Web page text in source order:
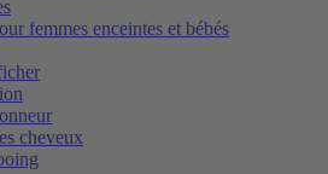
femmes enceintes et bébés
cheveux